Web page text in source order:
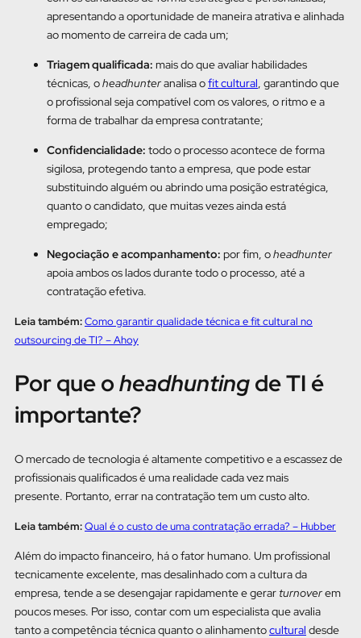
apresentando a oportunidade de maneira atrativa e alinhada
ao momento de carreira de cada um;
Triagem qualificada: mais do que avaliar habilidades
técnicas, oheadhunteranalisa ofit cultural, garantindo que
o profissional seja compatível com os valores, o ritmo e a
forma de trabalhar da empresa contratante;
Confidencialidade: todo o processo acontece de forma
sigilosa, protegendo tanto a empresa, que pode estar
substituindo alguém ou abrindo uma posição estratégica,
quanto o candidato, que muitas vezes ainda está
empregado;
Negociação e acompanhamento: por fim, oheadhunter
apoia ambos os lados durante todo o processo, até a
contratação efetiva.
Leia também:Como garantir qualidade técnica e fit cultural no
outsourcing de TI? – Ahoy
Por que oheadhuntingde TI é
importante?
O mercado de tecnologia é altamente competitivo e a escassez de
profissionais qualificados é uma realidade cada vez mais
presente. Portanto, errar na contratação tem um custo alto.
Leia também:Qual é o custo de uma contratação errada? – Hubber
Além do impacto financeiro, há o fator humano. Um profissional
tecnicamente excelente, mas desalinhado com a cultura da
empresa, tende a se desengajar rapidamente e gerar turnoverem
poucos meses. Por isso, contar com um especialista que avalia
tanto a competência técnica quanto o alinhamentocultural desde